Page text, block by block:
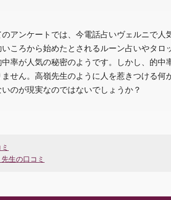
アンケートでは、今電話占いヴェルニで人
ころから始めたとされるルーン占いやタロ
率が人気の秘密のようです。しかし、的中
せん。高嶺先生のように人を惹きつける何
のが現実なのではないでしょうか？
生の口コミ